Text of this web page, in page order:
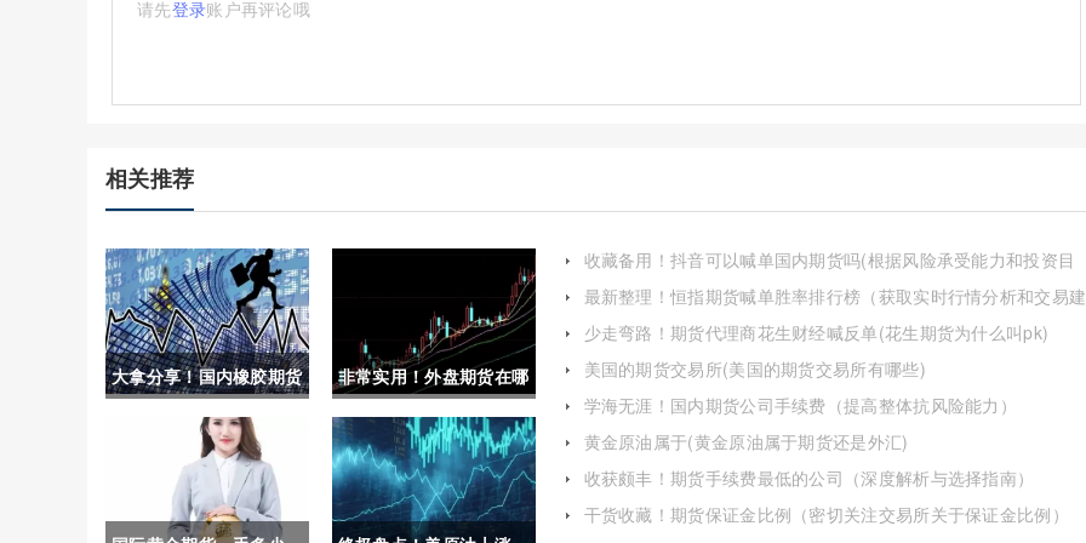
请先登录账户再评论哦
相关推荐
大拿分享！国内橡胶期货
保证金(国内橡胶期货保
证金多少)
非常实用！外盘期货在哪
里开户(外盘期货怎么开)
收藏备用！抖音可以喊单国内期货吗(根据风险承受能力和投资目
标做出决策)
最新整理！恒指期货喊单胜率排行榜（获取实时行情分析和交易建
议的重要渠道）
少走弯路！期货代理商花生财经喊反单(花生期货为什么叫pk)
美国的期货交易所(美国的期货交易所有哪些)
学海无涯！国内期货公司手续费（提高整体抗风险能力）
黄金原油属于(黄金原油属于期货还是外汇)
收获颇丰！期货手续费最低的公司（深度解析与选择指南）
干货收藏！期货保证金比例（密切关注交易所关于保证金比例）